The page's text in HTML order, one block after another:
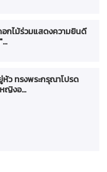
กไม้ร่วมแสดงความยินดี
หัว ทรงพระกรุณาโปรด
ญิงอ...